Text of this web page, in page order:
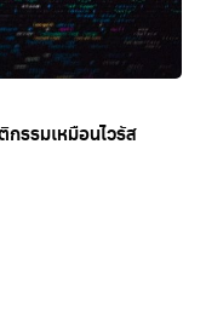
กรรมเหมือนไวรัส